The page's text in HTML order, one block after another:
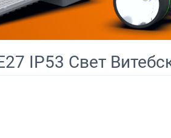
IP53 Свет